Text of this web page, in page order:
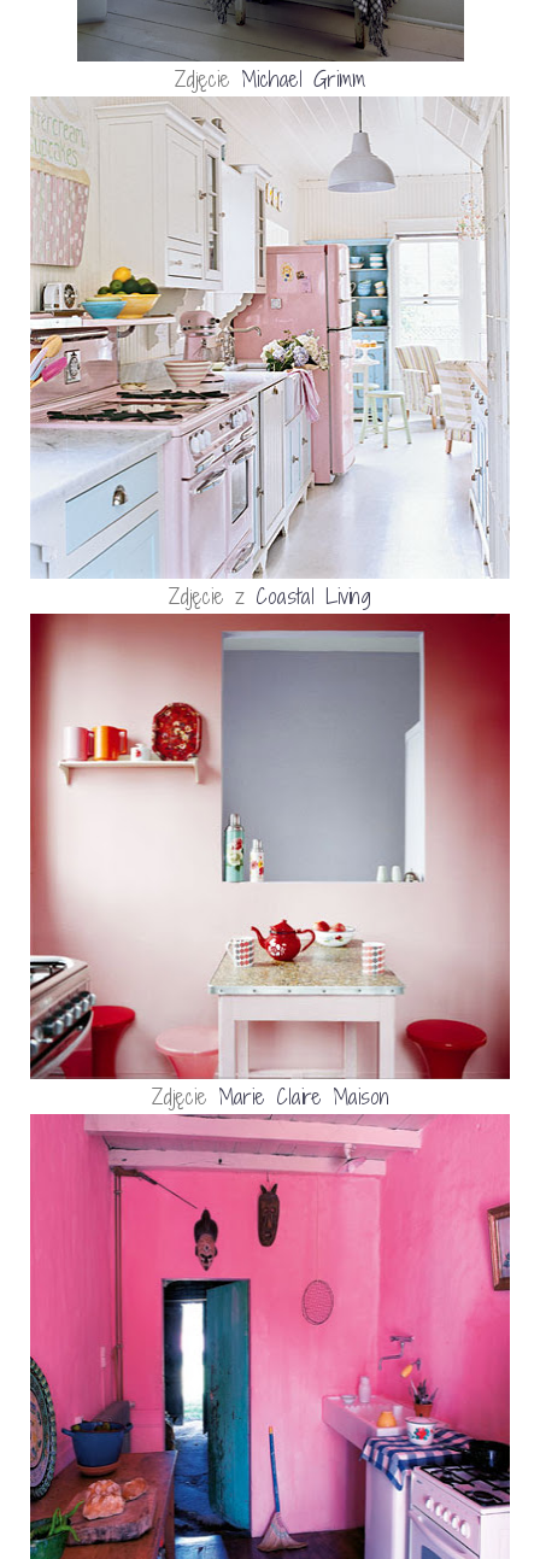
Zdjęcie Michael Grimm
Zdjęcie z Coastal Living
Zdjęcie Marie Claire Maison